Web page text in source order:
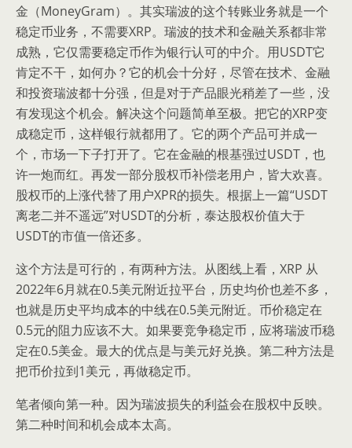
金（MoneyGram）。其实瑞波的这个转账业务就是一个
稳定币业务，不需要XRP。瑞波的技术和金融关系都非常
成熟，它仅需要稳定币作为银行认可的中介。用USDT它
肯定不干，如何办？它的机会十分好，尽管在技术、金融
和投资瑞波都十分强，但是对于产品眼光稍差了一些，没
有发现这个机会。解决这个问题简单至极。把它的XRP变
成稳定币，这样银行就都用了。它的两个产品可并成一
个，市场一下子打开了。它在金融的根基强过USDT，也
许一炮而红。再发一部分股权币补偿老用户，皆大欢喜。
股权币的上涨代替了用户XPR的损失。根据上一篇“USDT
离老二并不遥远”对USDT的分析，泰达股权价值大于
USDT的市值一倍还多。
这个方法是可行的，有两种方法。从图线上看，XRP 从
2022年6月就在0.5美元附近拉平台，历史均价也差不多，
也就是历史平均成本的中线在0.5美元附近。币价稳定在
0.5元的阻力应该不大。如果要竞争稳定币，应将瑞波币稳
定在0.5美金。最大的优点是与美元好兑换。第二种方法是
把币价拉到1美元，再做稳定币。
笔者倾向第一种。因为瑞波损失的利益会在股权中反映。
第二种时间和机会成本太高。